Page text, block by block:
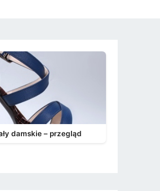
damskie – przegląd